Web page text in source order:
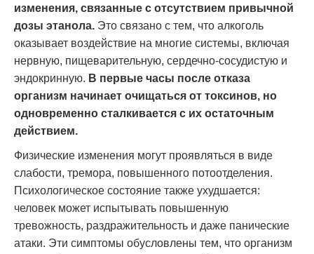
изменения, связанные с отсутствием привычной
дозы этанола. Это связано с тем, что алкоголь
оказывает воздействие на многие системы, включая
нервную, пищеварительную, сердечно-сосудистую и
эндокринную. В первые часы после отказа
организм начинает очищаться от токсинов, но
одновременно сталкивается с их остаточным
действием.
Физические изменения могут проявляться в виде
слабости, тремора, повышенного потоотделения.
Психологическое состояние также ухудшается:
человек может испытывать повышенную
тревожность, раздражительность и даже панические
атаки. Эти симптомы обусловлены тем, что организм